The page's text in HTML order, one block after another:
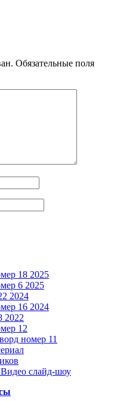
Обязательные поля
18 2025
6 2025
2024
16 2024
2022
12
номер 11
слайд-шоу